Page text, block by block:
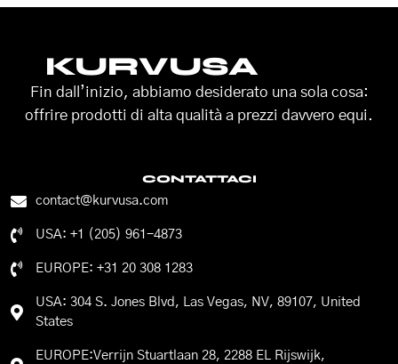
KURVUSA
Fin dall’inizio, abbiamo desiderato una sola cosa:
offrire prodotti di alta qualità a prezzi davvero equi.
CONTATTACI
contact@kurvusa.com
USA: +1 (205) 961-4873
EUROPE: +31 20 308 1283
USA: 304 S. Jones Blvd, Las Vegas, NV, 89107, United
States
EUROPE:Verrijn Stuartlaan 28, 2288 EL Rijswijk,